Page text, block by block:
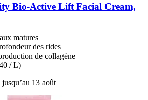
Bio-​Active Lift Facial Cream,
matures
des rides
de collagène
/ L)
13 août